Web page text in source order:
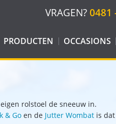
VRAGEN?0481
PRODUCTEN
ROLSTOELEN
RECREATIEHULPMIDDELEN
OCCASIONS
rolstoel de sneeuw in.
& Go en de Jutter Wombat is